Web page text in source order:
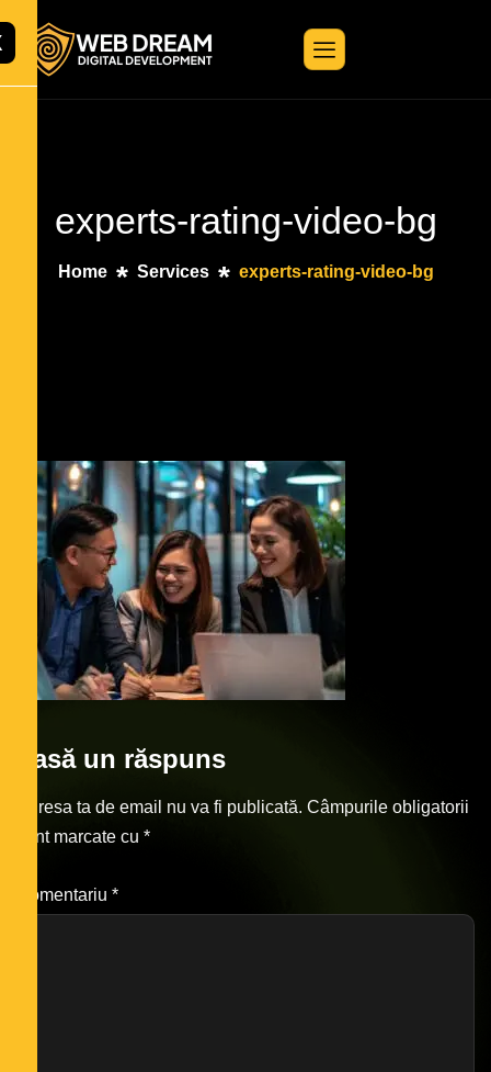
experts-rating-video-bg
Home Services experts-rating-video-bg
Lasă un răspuns
Adresa ta de email nu va fi publicată. Câmpurile obligatorii
sunt marcate cu *
Comentariu *